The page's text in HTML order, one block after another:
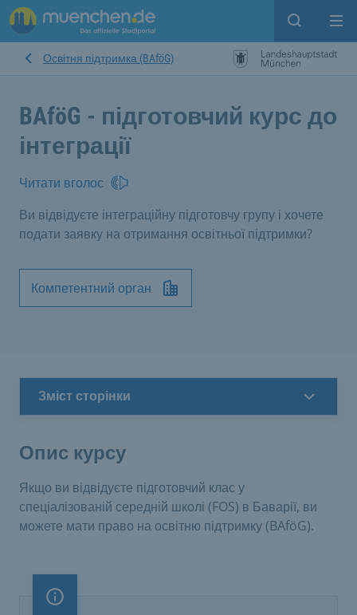
Open
Освітня підтримка (BAföG)
BAföG - підготовчий курс до
інтеграції
Читати вголос
Ви відвідуєте інтеграційну підготовчу групу і хочете
подати заявку на отримання освітньої підтримки?
Компетентний орган
Зміст сторінки
Опис курсу
Якщо ви відвідуєте підготовчий клас у
спеціалізованій середній школі (FOS) в Баварії, ви
можете мати право на освітню підтримку (BAföG).
Важливе зауваження